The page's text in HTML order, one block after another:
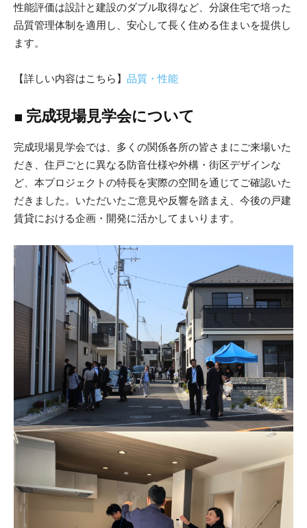
性能評価は設計と建設のダブル取得など、分譲住宅で培った
品質管理体制を適用し、安心して長く住める住まいを提供し
ます。
【詳しい内容はこちら】 品質・性能
■ 完成現場見学会について
完成現場見学会では、多くの関係各所の皆さまにご来場いた
だき、住戸ごとに異なる防音仕様や外構・街区デザインな
ど、本プロジェクトの特長を実際の空間を通じてご確認いた
だきました。いただいたご意見や反響を踏まえ、今後の戸建
賃貸における企画・開発に活かしてまいります。